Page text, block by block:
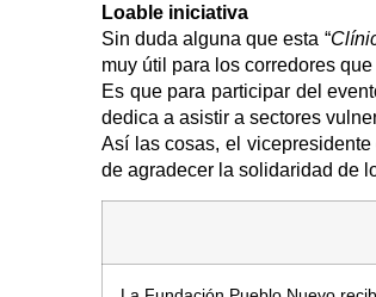
Loable iniciativa
Sin duda alguna que esta “
muy útil para los corredores
Es que para participar del
dedica a asistir a sectores
Así las cosas, el vicepresidente
de agradecer la solidaridad de